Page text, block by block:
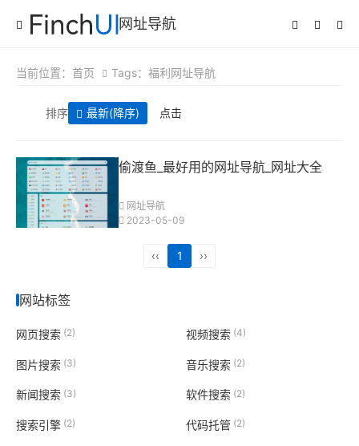
网址导航
当前位置： 首页 Tags：福利网址导航
排序 最新(降序) 点击
偷渡鱼_最好用的网址导航_网址大全
网址导航
2023-05-09
‹‹ 1 ››
网站标签
网页搜索 (2) 视频搜索 (4)
图片搜索 (3) 音乐搜索 (2)
新闻搜索 (3) 软件搜索 (2)
搜索引擎 (2) 代码托管(2)